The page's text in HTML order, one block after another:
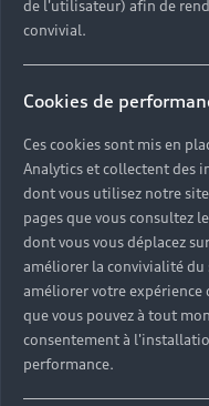
Découvrez les
Trouvez votre
Trouvez votre Audi
ville
de l'utilisateur) afin de
convivial.
Cookies de
Ces cookies sont mis en
Analytics et collectent des
dont vous utilisez notre
pages que vous consultez
dont vous vous déplacez
améliorer la convivialité du
améliorer votre
que vous pouvez à tout
consentement à
performance.